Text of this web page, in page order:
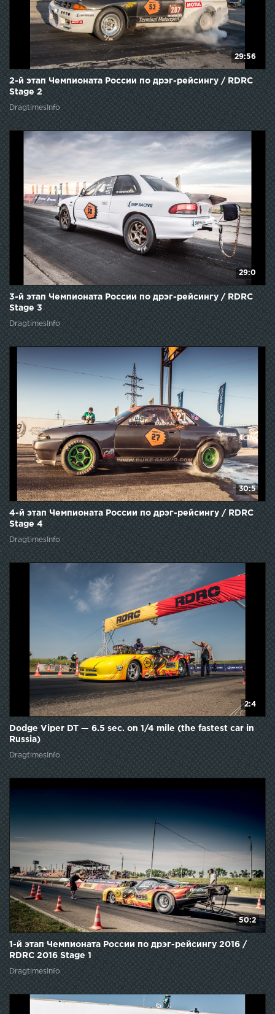
29:56
2-й этап Чемпионата России по дрэг-рейсингу / RDRC
Stage 2
DragtimesInfo
29:0
3-й этап Чемпионата России по дрэг-рейсингу / RDRC
Stage 3
DragtimesInfo
30:5
4-й этап Чемпионата России по дрэг-рейсингу / RDRC
Stage 4
DragtimesInfo
2:4
Dodge Viper DT — 6.5 sec. on 1/4 mile (the fastest car in
Russia)
DragtimesInfo
50:2
1-й этап Чемпионата России по дрэг-рейсингу 2016 /
RDRC 2016 Stage 1
DragtimesInfo